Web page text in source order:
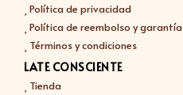
Política de privacidad
Política de reembolso y garantía
Términos y condiciones
LATE CONSCIENTE
Tienda